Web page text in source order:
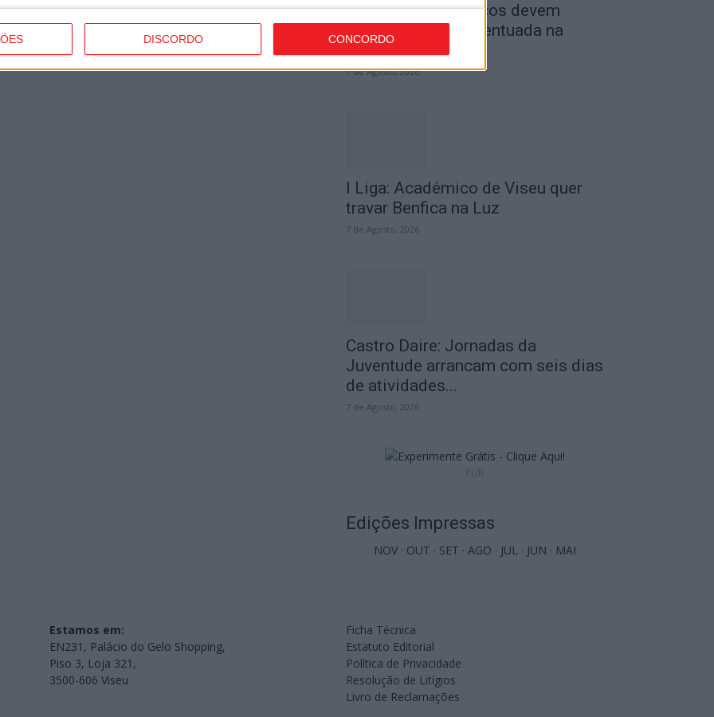
DISCORDO CONCORDO
Combustíveis: Preços devem
baixar de forma acentuada na
próxima semana
7 de Agosto, 2026
I Liga: Académico de Viseu quer
travar Benfica na Luz
7 de Agosto, 2026
Castro Daire: Jornadas da
Juventude arrancam com seis dias
de atividades...
7 de Agosto, 2026
Edições Impressas
NOV · OUT · SET · AGO · JUL · JUN · MAI
Estamos em:
EN231, Palácio do Gelo Shopping,
Piso 3, Loja 321,
3500-606 Viseu
Ficha Técnica
Estatuto Editorial
Política de Privacidade
Resolução de Litígios
Livro de Reclamações